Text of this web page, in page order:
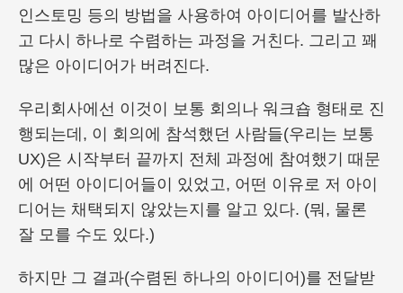
인스토밍 등의 방법을 사용하여 아이디어를 발산하
고 다시 하나로 수렴하는 과정을 거친다. 그리고 꽤
많은 아이디어가 버려진다.
우리회사에선 이것이 보통 회의나 워크숍 형태로 진
행되는데, 이 회의에 참석했던 사람들(우리는 보통
UX)은 시작부터 끝까지 전체 과정에 참여했기 때문
에 어떤 아이디어들이 있었고, 어떤 이유로 저 아이
디어는 채택되지 않았는지를 알고 있다. (뭐, 물론
잘 모를 수도 있다.)
하지만 그 결과(수렴된 하나의 아이디어)를 전달받